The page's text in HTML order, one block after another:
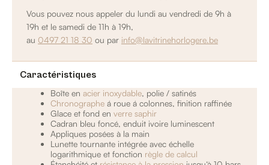
Vous pouvez nous appeler du lundi au vendredi de 9h à
19h et le samedi de 11h à 19h,
au 0497 21 18 30 ou par info@lavitrinehorlogere.be
Caractéristiques
Boîte en acier inoxydable, polie / satinés
Chronographe á roue á colonnes, finition raffinée
Glace et fond en verre saphir
Cadran bleu foncé, enduit ivoire luminescent
Appliques posées à la main
Lunette tournante intégrée avec échelle
logarithmique et fonction règle de calcul